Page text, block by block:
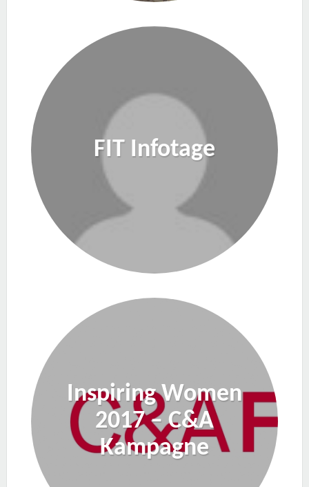
FIT Infotage
Inspiring Women
2017 – C&A
Kampagne